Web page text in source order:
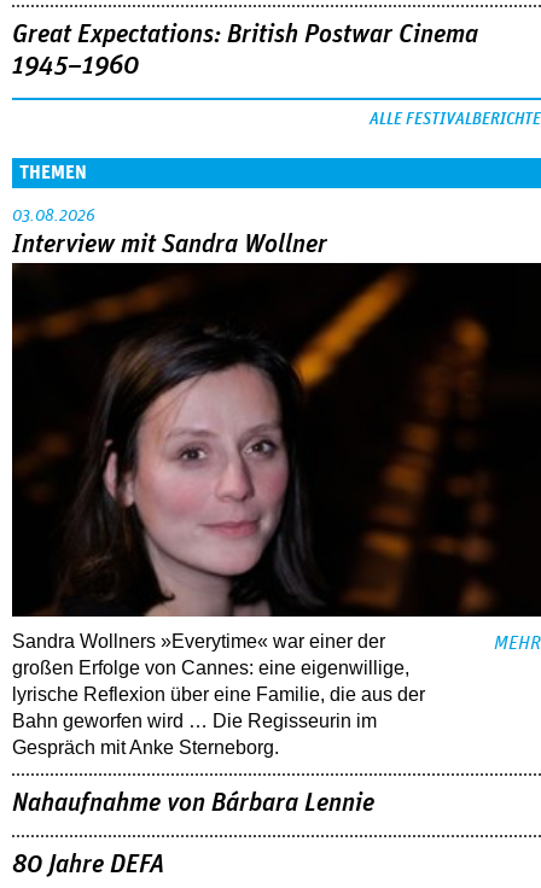
Great Expectations: British Postwar Cinema
1945–1960
ALLE FESTIVALBERICHTE
THEMEN
03.08.2026
Interview mit Sandra Wollner
Sandra Wollners »Everytime« war einer der
großen Erfolge von Cannes: eine eigenwillige,
lyrische Reflexion über eine ­Familie, die aus der
Bahn geworfen wird … Die Regisseurin im
Gespräch mit Anke Sterneborg.
MEHR
Nahaufnahme von Bárbara Lennie
80 Jahre DEFA